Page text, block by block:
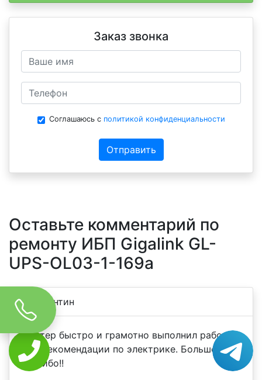
Заказ звонка
Соглашаюсь с политикой конфиденциальности
Отправить
Оставьте комментарий по
ремонту ИБП Gigalink GL-
UPS-OL03-1-169a
Константин
Мастер быстро и грамотно выполнил работу.
Дал рекомендации по электрике. Большое
спасибо!!